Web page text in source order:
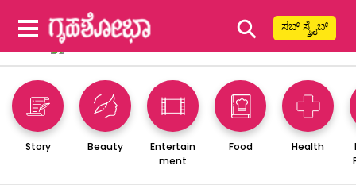
⚲ ಸಬ್ ಸ್ಕ್ರೈಬ್
Story Beauty
Entertain
ment
Food Health